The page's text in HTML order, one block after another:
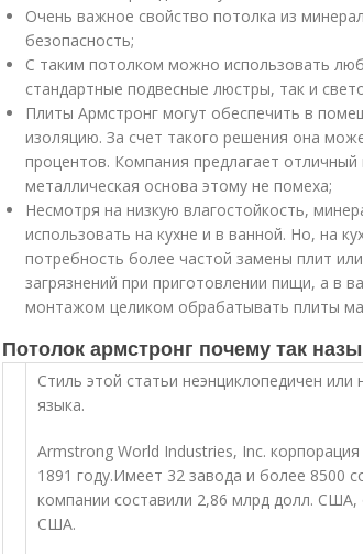
Очень важное свойство потолка из
безопасность;
С таким потолком можно использовать
стандартные подвесные люстры, так и
Плиты Армстронг могут обеспечить в
изоляцию. За счет такого решения она
процентов. Компания предлагает
металлическая основа этому не помеха;
Несмотря на низкую влагостойкость,
использовать на кухне и в ванной. Но, на
потребность более частой замены плит
загрязнений при приготовлении пищи, а в
монтажом целиком обрабатывать плиты
Потолок армстронг почему так
Стиль этой статьи неэнциклопедичен
языка.
Armstrong World Industries, Inc.
1891 году.Имеет 32 завода и более 8500
компании составили 2,86 млрд долл.
США.